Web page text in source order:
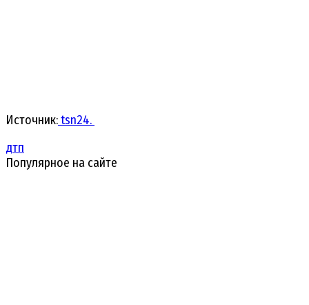
Источник:tsn24.
дтп
Популярное на сайте